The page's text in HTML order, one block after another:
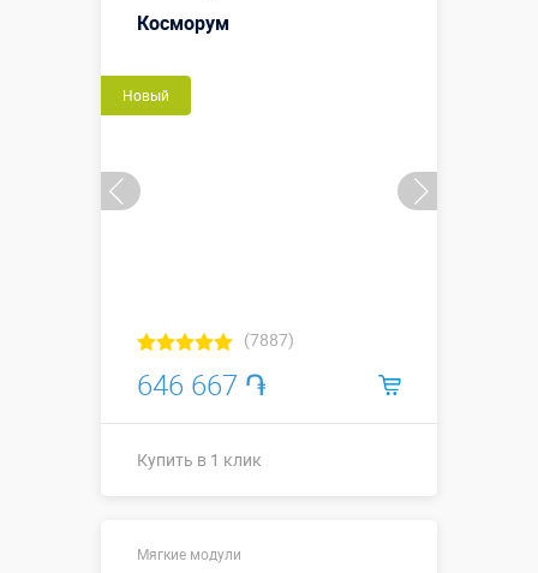
Косморум
Новый
(7887)
646 667 ֏
Купить в 1 клик
Мягкие модули